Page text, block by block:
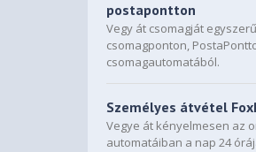
postapontton
Vegy át csomagját
csomagponton,
csomagautomatából.
Személyes átvétel
Vegye át kényelmesen az
automatáiban a nap 24